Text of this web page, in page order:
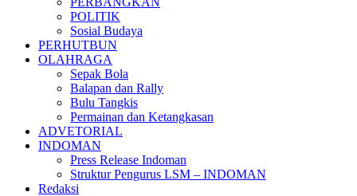
POLITIK
Sosial Budaya
PERHUTBUN
OLAHRAGA
Sepak Bola
Balapan dan Rally
Bulu Tangkis
Permainan dan Ketangkasan
ADVETORIAL
INDOMAN
Press Release Indoman
Struktur Pengurus LSM – INDOMAN
Redaksi